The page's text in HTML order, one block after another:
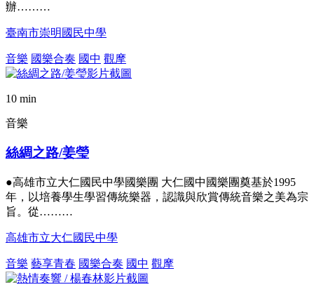
辦………
臺南市崇明國民中學
音樂 國樂合奏 國中 觀摩
10 min
音樂
絲綢之路/姜瑩
●高雄市立大仁國民中學國樂團 大仁國中國樂團奠基於1995
年，以培養學生學習傳統樂器，認識與欣賞傳統音樂之美為宗
旨。從………
高雄市立大仁國民中學
音樂 藝享青春 國樂合奏 國中 觀摩